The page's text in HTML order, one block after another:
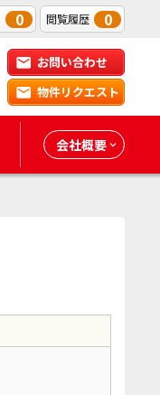
0 閲覧履歴 0
お問い合わせ
物件リクエスト
会社概要